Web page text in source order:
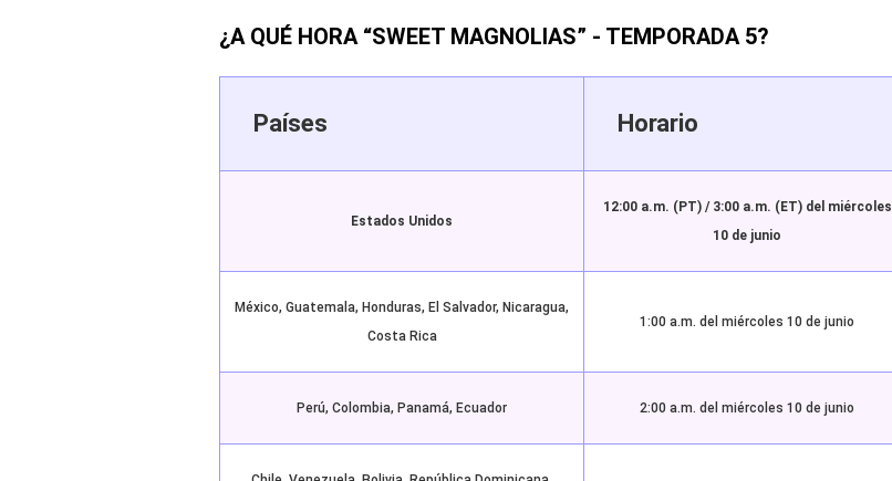
¿A QUÉ HORA “SWEET MAGNOLIAS” - TEMPORADA 5?
Países Horario
Estados Unidos
12:00 a.m. (PT) / 3:00 a.m. (ET) del miércoles
10 de junio
México, Guatemala, Honduras, El Salvador, Nicaragua,
Costa Rica
1:00 a.m. del miércoles 10 de junio
Perú, Colombia, Panamá, Ecuador 2:00 a.m. del miércoles 10 de junio